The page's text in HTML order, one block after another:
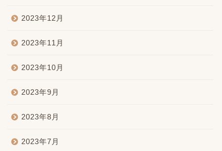
2023年12月
2023年11月
2023年10月
2023年9月
2023年8月
2023年7月